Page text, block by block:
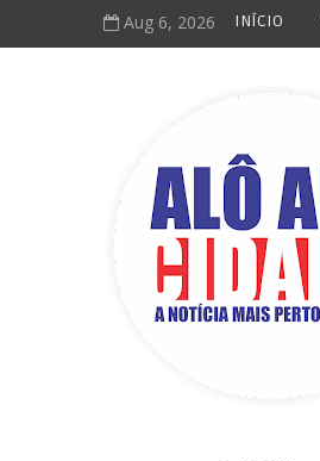
Aug 6, 2026 INÍCIO